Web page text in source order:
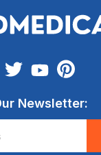
Newsletter: